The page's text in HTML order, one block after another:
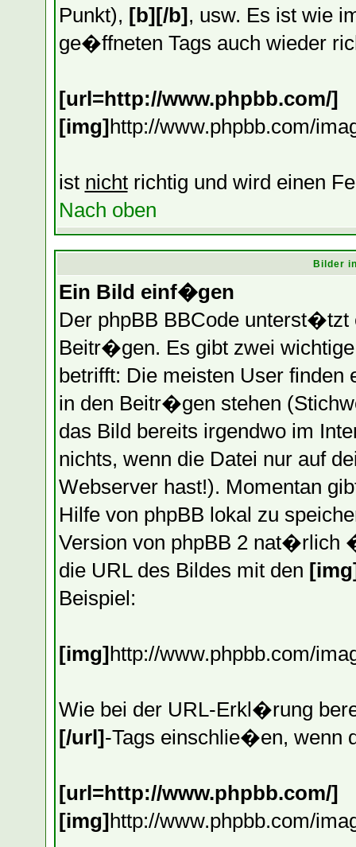
Punkt), [b][/b] , usw. Es ist wie
ge�ffneten Tags auch wieder
[url=http://www.phpbb.com/]
[img] http://www.phpbb.com/
ist nichtrichtig und wird einen
Nach oben
Bilder
Ein Bild einf�gen
Der phpBB BBCode
Beitr�gen. Es gibt zwei
betrifft: Die meisten User finden
in den Beitr�gen stehen
das Bild bereits irgendwo im
nichts, wenn die Datei nur auf
Webserver hast!). Momentan
Hilfe von phpBB lokal zu
Version von phpBB 2 nat�rlich
die URL des Bildes mit den
Beispiel:
[img] http://www.phpbb.com/
Wie bei der URL-Erkl�rung
[/url] -Tags einschlie�en, wenn
[url=http://www.phpbb.com/]
[img] http://www.phpbb.com/